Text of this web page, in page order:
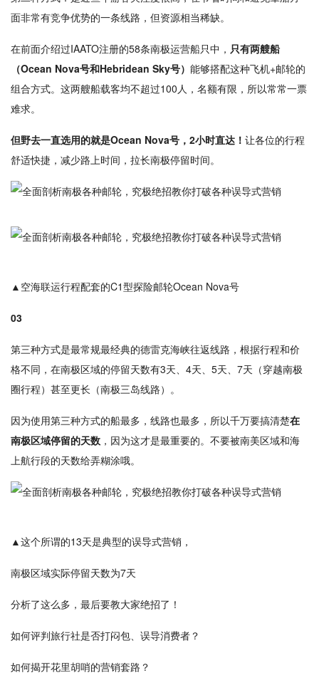
面非常有竞争优势的一条线路，但资源相当稀缺。
在前面介绍过IAATO注册的58条南极运营船只中， 只有两艘船
（Ocean Nova号和Hebridean Sky号） 能够搭配这种飞机+邮轮的
组合方式。这两艘船载客均不超过100人，名额有限，所以常常一票
难求。
但野去一直选用的就是Ocean Nova号，2小时直达！ 让各位的行程
舒适快捷，减少路上时间，拉长南极停留时间。
▲空海联运行程配套的C1型探险邮轮Ocean Nova号
03
第三种方式是最常规最经典的德雷克海峡往返线路，根据行程和价
格不同，在南极区域的停留天数有3天、4天、5天、7天（穿越南极
圈行程）甚至更长（南极三岛线路）。
因为使用第三种方式的船最多，线路也最多，所以千万要搞清楚在
南极区域停留的天数 ，因为这才是最重要的。不要被南美区域和海
上航行段的天数给弄糊涂哦。
▲这个所谓的13天是典型的误导式营销，
南极区域实际停留天数为7天
分析了这么多，最后要教大家绝招了！
如何评判旅行社是否打闷包、误导消费者？
如何揭开花里胡哨的营销套路？